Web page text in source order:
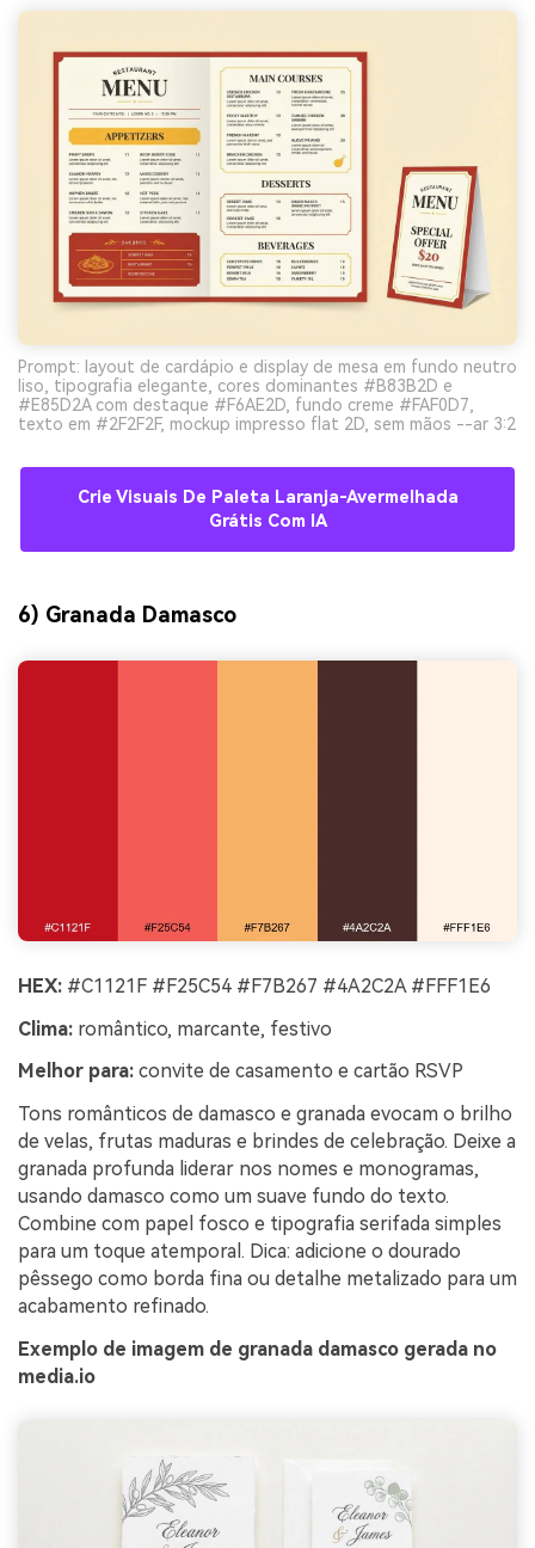
Prompt: layout de cardápio e display de mesa em fundo neutro
liso, tipografia elegante, cores dominantes #B83B2D e
#E85D2A com destaque #F6AE2D, fundo creme #FAF0D7,
texto em #2F2F2F, mockup impresso flat 2D, sem mãos --ar 3:2
Crie Visuais De Paleta Laranja-Avermelhada
Grátis Com IA
6) Granada Damasco
HEX: #C1121F #F25C54 #F7B267 #4A2C2A #FFF1E6
Clima: romântico, marcante, festivo
Melhor para: convite de casamento e cartão RSVP
Tons românticos de damasco e granada evocam o brilho
de velas, frutas maduras e brindes de celebração. Deixe a
granada profunda liderar nos nomes e monogramas,
usando damasco como um suave fundo do texto.
Combine com papel fosco e tipografia serifada simples
para um toque atemporal. Dica: adicione o dourado
pêssego como borda fina ou detalhe metalizado para um
acabamento refinado.
Exemplo de imagem de granada damasco gerada no
media.io